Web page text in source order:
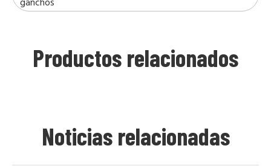
Productos relacionados
Noticias relacionadas